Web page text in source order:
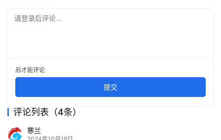
请登录后评论...
后才能评论
提交
评论列表（4条）
寒兰